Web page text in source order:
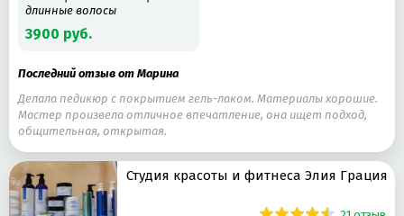
длинные волосы
3900 руб.
Последний отзыв от Марина
Делала педикюр с покрытием гель-лаком. Материалы хорошие.
Мастер произвела отличное впечатление, она ищет подход,
общительная, открытая.
Студия красоты и фитнеса Элия Грация